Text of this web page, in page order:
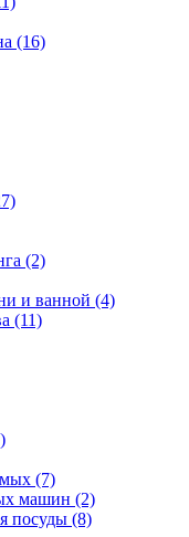
(16)
(2)
и ванной (4)
(11)
(7)
машин (2)
посуды (8)